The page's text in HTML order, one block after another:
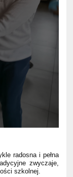
radosna i pełna
zwyczaje,
szkolnej.